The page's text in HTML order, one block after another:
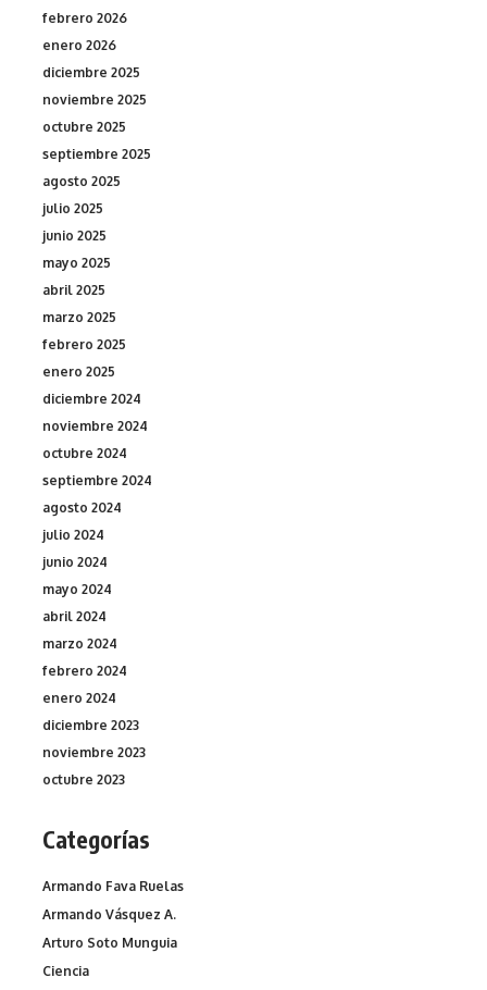
febrero 2026
enero 2026
diciembre 2025
noviembre 2025
octubre 2025
septiembre 2025
agosto 2025
julio 2025
junio 2025
mayo 2025
abril 2025
marzo 2025
febrero 2025
enero 2025
diciembre 2024
noviembre 2024
octubre 2024
septiembre 2024
agosto 2024
julio 2024
junio 2024
mayo 2024
abril 2024
marzo 2024
febrero 2024
enero 2024
diciembre 2023
noviembre 2023
octubre 2023
Categorías
Armando Fava Ruelas
Armando Vásquez A.
Arturo Soto Munguia
Ciencia